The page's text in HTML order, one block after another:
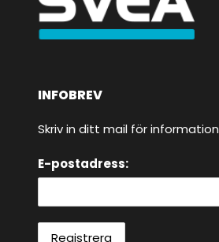
INFOBREV
Skriv in ditt mail för information
E-postadress: